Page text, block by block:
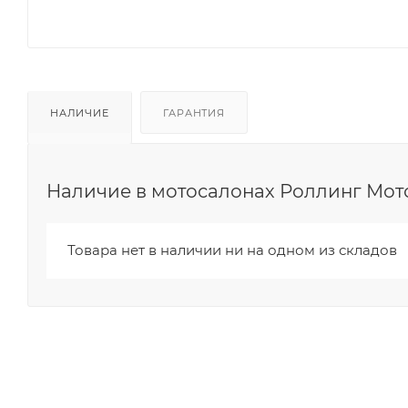
НАЛИЧИЕ ГАРАНТИЯ
Наличие в мотосалонах Роллинг
Товара нет в наличии ни на одном из складов